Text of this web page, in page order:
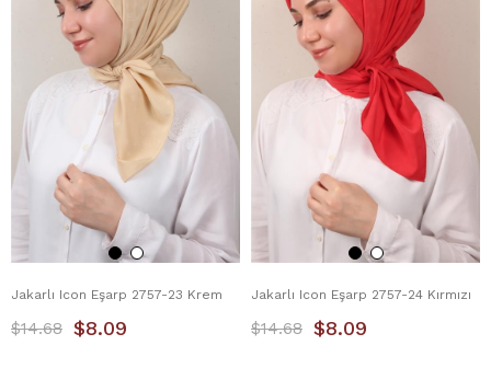
Jakarlı Icon Eşarp 2757-23 Krem
$8.09
$14.68
Jakarlı Icon Eşarp 2757-24 Kırmızı
$8.09
$14.68